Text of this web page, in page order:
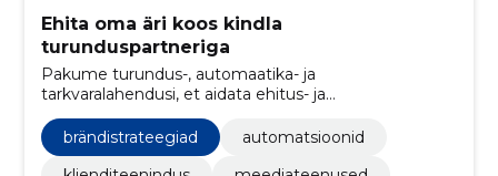
Ehita oma äri koos kindla
turunduspartneriga
Pakume turundus-, automaatika- ja
tarkvaralahendusi, et aidata ehitus- ja
kontakte ja optimeerida müügiprotsesse.
brändistrateegiad
automatsioonid